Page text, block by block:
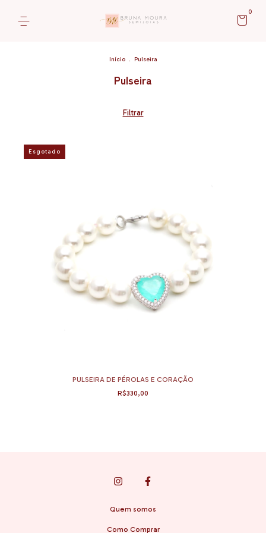
0
Início . Pulseira
Pulseira
Filtrar
Esgotado
PULSEIRA DE PÉROLAS E CORAÇÃO
R$330,00
Quem somos
Como Comprar